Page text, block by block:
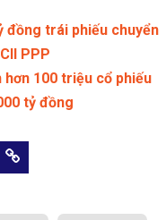
đồng trái phiếu chuyển
PPP
100 triệu cổ phiếu
tỷ đồng